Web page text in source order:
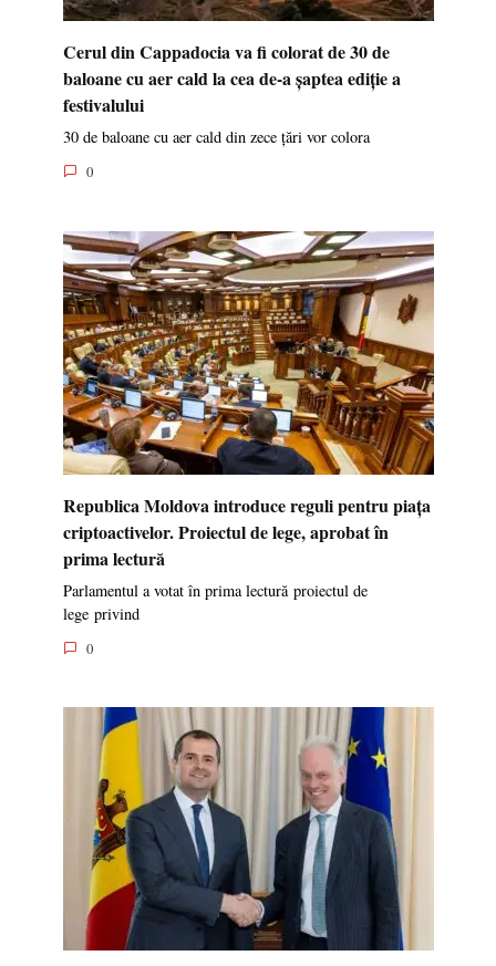
Cerul din Cappadocia va fi colorat de 30 de
baloane cu aer cald la cea de-a șaptea ediție a
festivalului
30 de baloane cu aer cald din zece țări vor colora
0
Republica Moldova introduce reguli pentru piața
criptoactivelor. Proiectul de lege, aprobat în
prima lectură
Parlamentul a votat în prima lectură proiectul de
lege privind
0